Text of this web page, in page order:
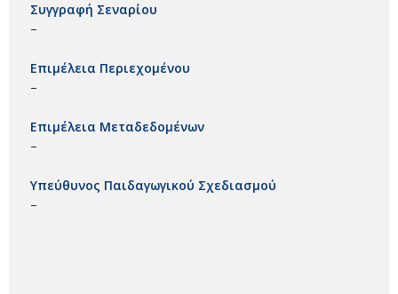
Συγγραφή Σεναρίου
–
Επιμέλεια Περιεχομένου
–
Επιμέλεια Μεταδεδομένων
–
Υπεύθυνος Παιδαγωγικού Σχεδιασμού
–